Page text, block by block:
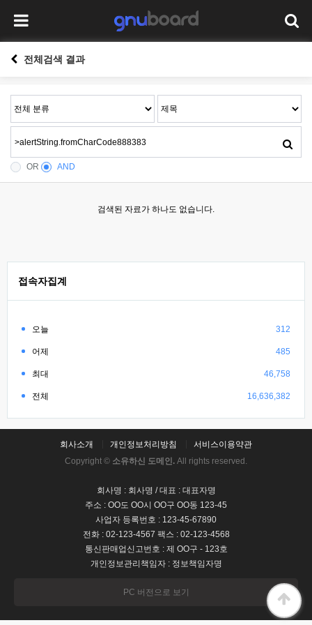
전체검색 결과
OR AND
검색된 자료가 하나도 없습니다.
접속자집계
오늘 312
어제 485
최대 46,758
전체 16,636,382
회사소개 개인정보처리방침
서비스이용약관
Copyright © 소유하신 도메인. All rights reserved.
회사명 : 회사명 / 대표 : 대표자명
주소 : OO도 OO시 OO구 OO동 123-45
사업자 등록번호 : 123-45-67890
전화 : 02-123-4567 팩스 : 02-123-4568
통신판매업신고번호 : 제 OO구 - 123호
개인정보관리책임자 : 정보책임자명
PC 버전으로 보기